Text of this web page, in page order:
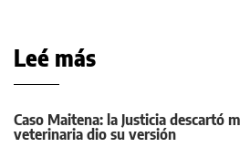
Leé más
Caso Maitena: la Justicia descartó
veterinaria dio su versión